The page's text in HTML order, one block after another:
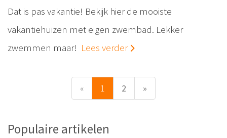
Dat is pas vakantie! Bekijk hier de mooiste
vakantiehuizen met eigen zwembad. Lekker
zwemmen maar! Lees verder
« 1 2 »
Populaire artikelen